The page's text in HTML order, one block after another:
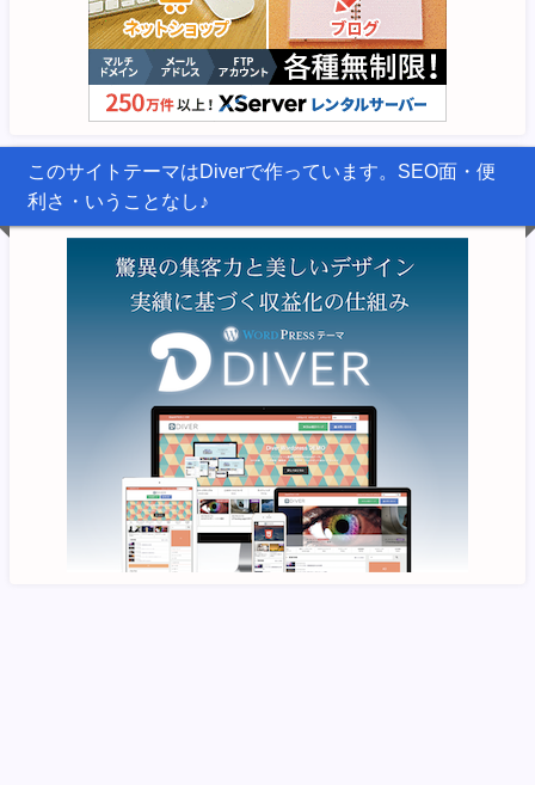
このサイトテーマはDiverで作っています。SEO面・便
利さ・いうことなし♪